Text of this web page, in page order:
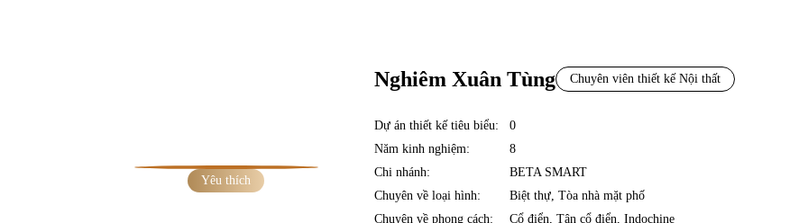
Yêu thích
Nghiêm Xuân Tùng Chuyên viên thiết kế Nội thất
Dự án thiết kế tiêu biểu:
0
Năm kinh nghiệm:
8
Chi nhánh:
BETA SMART
Chuyên về loại hình:
Biệt thự, Tòa nhà mặt phố
Chuyên về phong cách:
Cổ điển, Tân cổ điển, Indochine